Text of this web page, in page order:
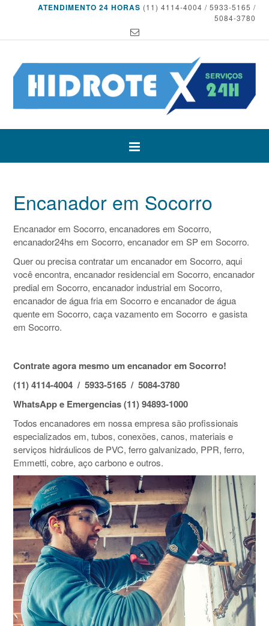
ATENDIMENTO 24 HORAS (11) 4114-4004 / 5933-5165 /
5084-3780
Encanador em Socorro
Encanador em Socorro, encanadores em Socorro,
encanador24hs em Socorro, encanador em SP em Socorro.
Quer ou precisa contratar um encanador em Socorro, aqui
você encontra, encanador residencial em Socorro, encanador
predial em Socorro, encanador industrial em Socorro,
encanador de água fria em Socorro e encanador de água
quente em Socorro, caça vazamento em Socorro e gasista
em Socorro.
Contrate agora mesmo um encanador em Socorro!
(11) 4114-4004 / 5933-5165 / 5084-3780
WhatsApp e Emergencias (11) 94893-1000
Todos encanadores em nossa empresa são profissionais
especializados em, tubos, conexões, canos, materiais e
serviços hidráulicos de PVC, ferro galvanizado, PPR, ferro,
Emmetti, cobre, aço carbono e outros.